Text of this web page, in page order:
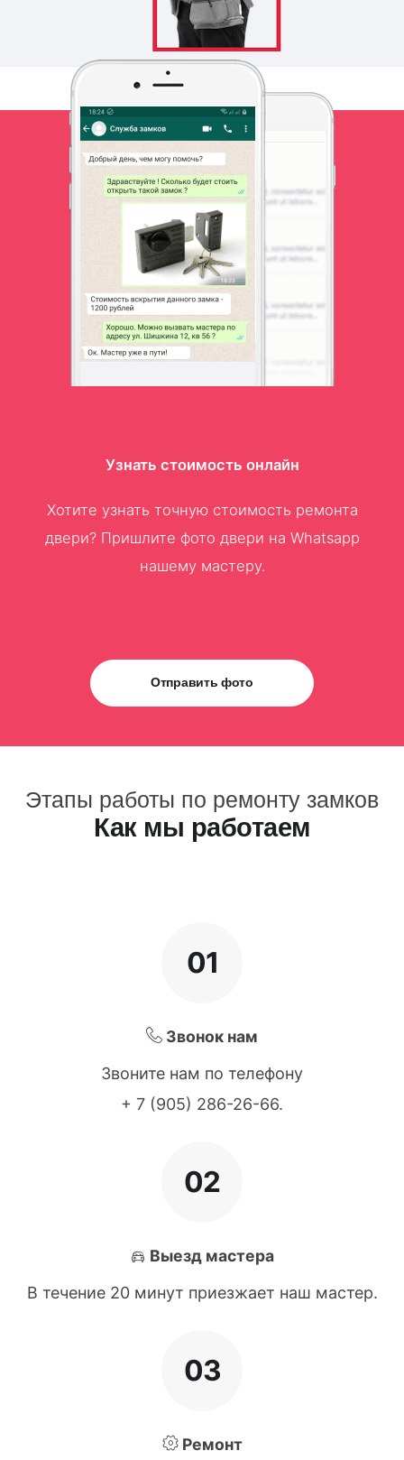
Узнать стоимость онлайн
Хотите узнать точную стоимость ремонта
двери? Пришлите фото двери на Whatsapp
нашему мастеру.
Отправить фото
Этапы работы по ремонту замков
Как мы работаем
01
Звонок нам
Звоните нам по телефону
+ 7 (905) 286-26-66.
02
Выезд мастера
В течение 20 минут приезжает наш мастер.
03
Ремонт